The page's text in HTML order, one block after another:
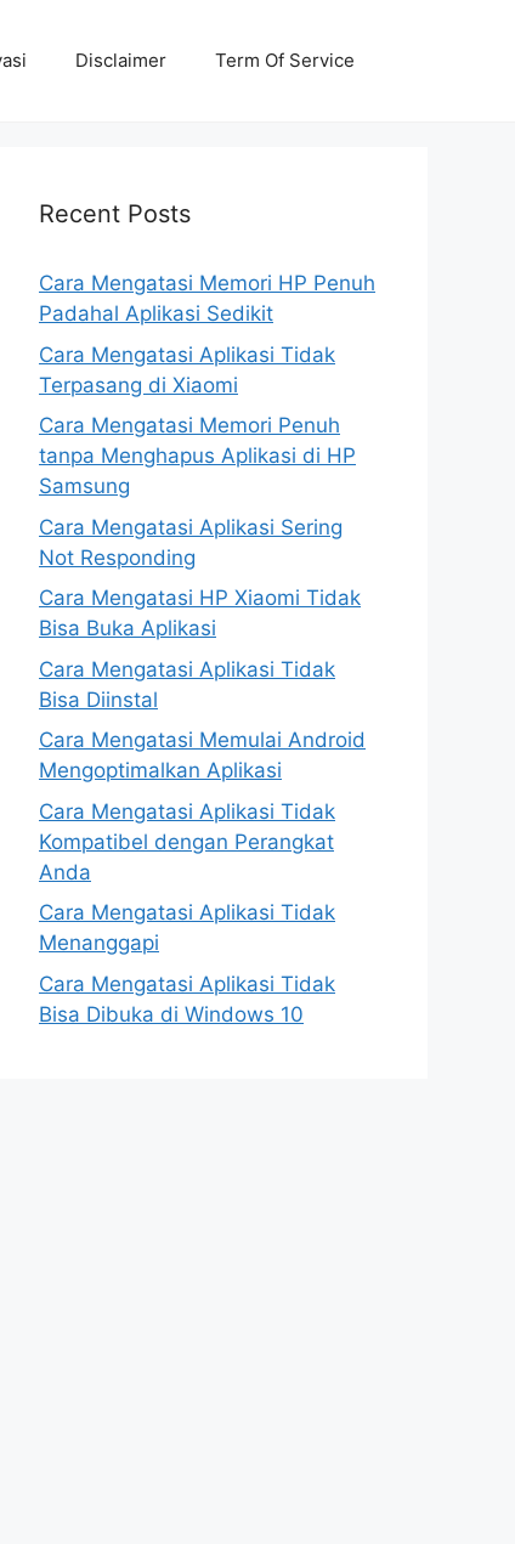
Disclaimer Term Of Service
Recent Posts
Cara Mengatasi Memori HP Penuh
Padahal Aplikasi Sedikit
Cara Mengatasi Aplikasi Tidak
Terpasang di Xiaomi
Cara Mengatasi Memori Penuh
tanpa Menghapus Aplikasi di HP
Samsung
Cara Mengatasi Aplikasi Sering
Not Responding
Cara Mengatasi HP Xiaomi Tidak
Bisa Buka Aplikasi
Cara Mengatasi Aplikasi Tidak
Bisa Diinstal
Cara Mengatasi Memulai Android
Mengoptimalkan Aplikasi
Cara Mengatasi Aplikasi Tidak
Kompatibel dengan Perangkat
Anda
Cara Mengatasi Aplikasi Tidak
Menanggapi
Cara Mengatasi Aplikasi Tidak
Bisa Dibuka di Windows 10